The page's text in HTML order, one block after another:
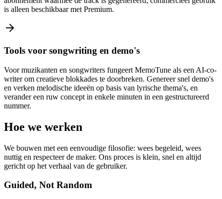
is alleen beschikbaar met Premium.
Tools voor songwriting en demo's
Voor muzikanten en songwriters fungeert MemoTune als een AI-co-
writer om creatieve blokkades te doorbreken. Genereer snel demo's
en verken melodische ideeën op basis van lyrische thema's, en
verander een ruw concept in enkele minuten in een gestructureerd
nummer.
Hoe we werken
We bouwen met een eenvoudige filosofie: wees begeleid, wees
nuttig en respecteer de maker. Ons proces is klein, snel en altijd
gericht op het verhaal van de gebruiker.
Guided, Not Random